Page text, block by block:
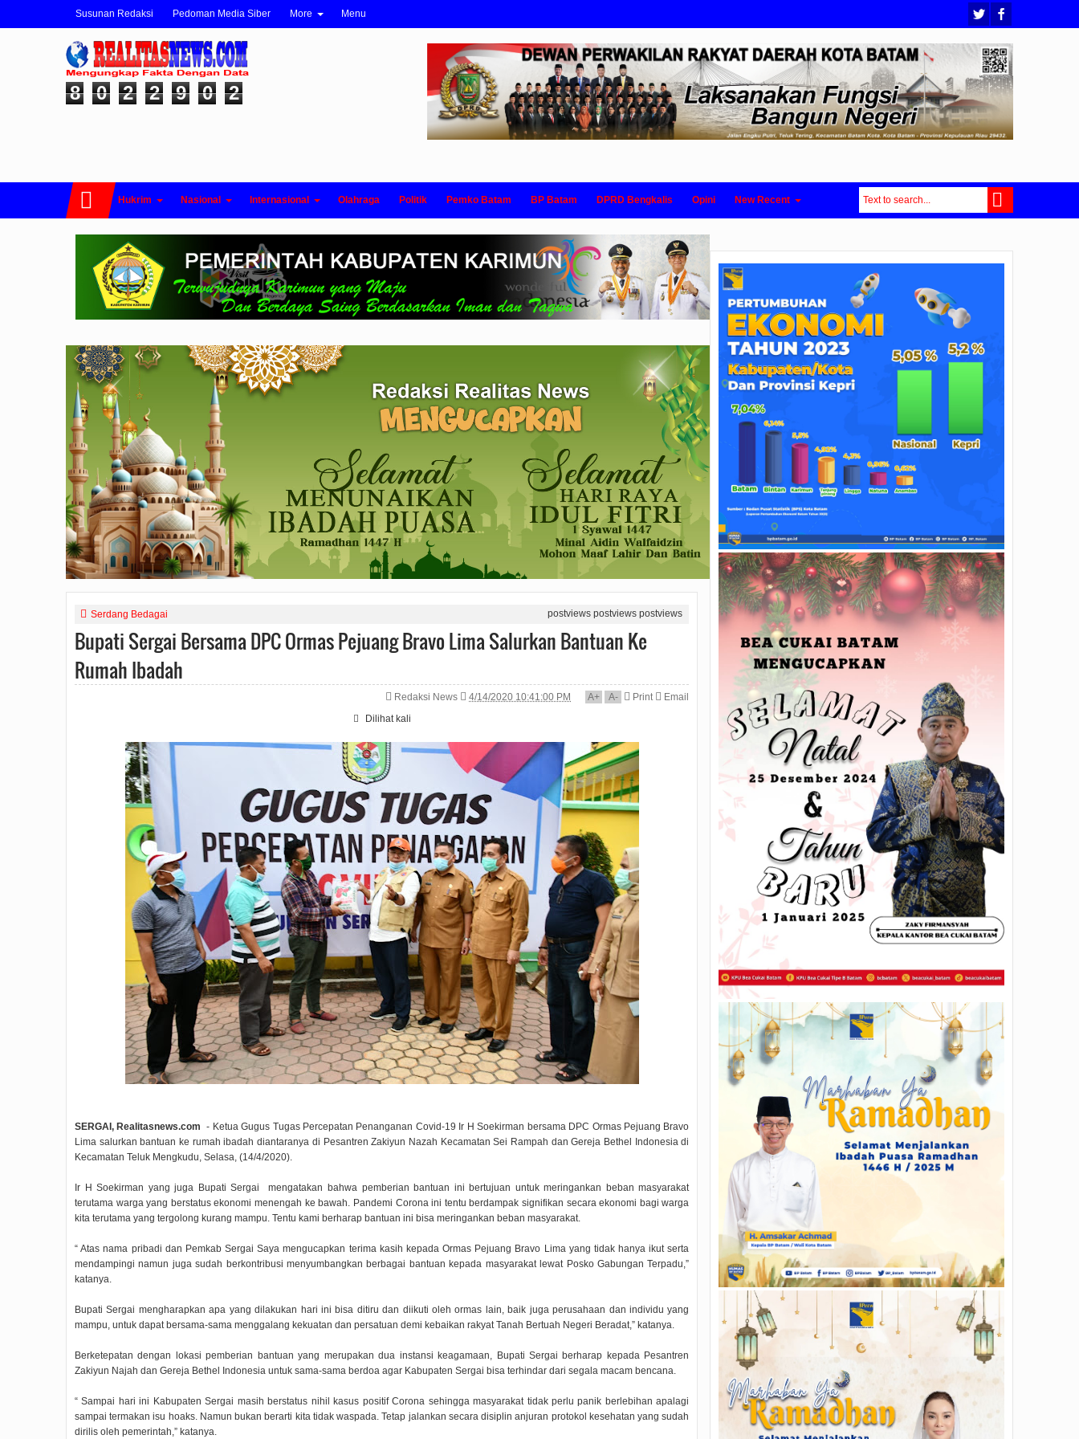
Susunan Redaksi Pedoman Media Siber More Menu
8 0 2 2 9 0 2
Hukrim Nasional Internasional Olahraga Politik Pemko Batam BP Batam DPRD Bengkalis Opini New Recent
Serdang Bedagai postviewspostviewspostviews
Bupati Sergai Bersama DPC Ormas Pejuang Bravo Lima Salurkan Bantuan Ke
Rumah Ibadah
Redaksi News 4/14/2020 10:41:00 PM A+ A- Print
Email
Dilihat kali
SERGAI, Realitasnews.com - Ketua Gugus Tugas Percepatan Penanganan Covid-19 Ir H Soekirman bersama DPC Ormas Pejuang Bravo
Lima salurkan bantuan ke rumah ibadah diantaranya di Pesantren Zakiyun Nazah Kecamatan Sei Rampah dan Gereja Bethel Indonesia di
Kecamatan Teluk Mengkudu, Selasa, (14/4/2020).
Ir H Soekirman yang juga Bupati Sergai mengatakan bahwa pemberian bantuan ini bertujuan untuk meringankan beban masyarakat
terutama warga yang berstatus ekonomi menengah ke bawah. Pandemi Corona ini tentu berdampak signifikan secara ekonomi bagi warga
kita terutama yang tergolong kurang mampu. Tentu kami berharap bantuan ini bisa meringankan beban masyarakat.
“ Atas nama pribadi dan Pemkab Sergai Saya mengucapkan terima kasih kepada Ormas Pejuang Bravo Lima yang tidak hanya ikut serta
mendampingi namun juga sudah berkontribusi menyumbangkan berbagai bantuan kepada masyarakat lewat Posko Gabungan Terpadu,”
katanya.
Bupati Sergai mengharapkan apa yang dilakukan hari ini bisa ditiru dan diikuti oleh ormas lain, baik juga perusahaan dan individu yang
mampu, untuk dapat bersama-sama menggalang kekuatan dan persatuan demi kebaikan rakyat Tanah Bertuah Negeri Beradat,” katanya.
Berketepatan dengan lokasi pemberian bantuan yang merupakan dua instansi keagamaan, Bupati Sergai berharap kepada Pesantren
Zakiyun Najah dan Gereja Bethel Indonesia untuk sama-sama berdoa agar Kabupaten Sergai bisa terhindar dari segala macam bencana.
“ Sampai hari ini Kabupaten Sergai masih berstatus nihil kasus positif Corona sehingga masyarakat tidak perlu panik berlebihan apalagi
sampai termakan isu hoaks. Namun bukan berarti kita tidak waspada. Tetap jalankan secara disiplin anjuran protokol kesehatan yang sudah
dirilis oleh pemerintah,” katanya.